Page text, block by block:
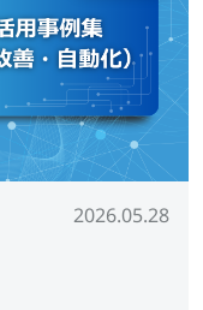
2026.05.28